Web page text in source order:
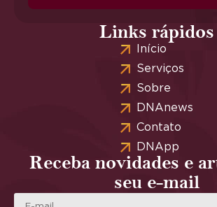
Links rápidos
Início
Serviços
Sobre
DNAnews
Contato
DNApp
Receba novidades e
seu e-mail